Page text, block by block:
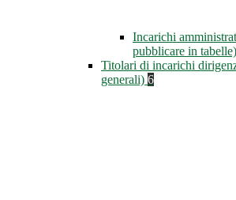
Incarichi
pubblicare in tabelle)
Titolari di incarichi
generali) 6